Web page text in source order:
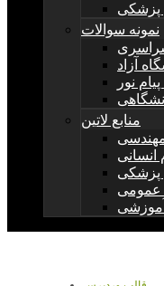
پزشکی
نمونه سوالات
آزاد
نور
منابع لاتین
انسانی
پزشکی
عمومی
آموزشی